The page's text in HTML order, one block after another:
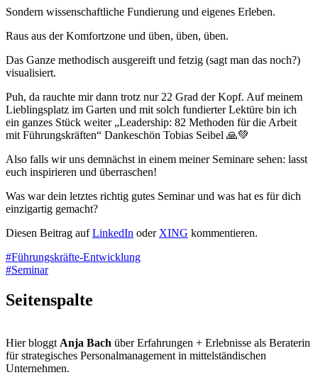
Sondern wissenschaftliche Fundierung und eigenes Erleben.
Raus aus der Komfortzone und üben, üben, üben.
Das Ganze methodisch ausgereift und fetzig (sagt man das noch?)
visualisiert.
Puh, da rauchte mir dann trotz nur 22 Grad der Kopf. Auf meinem
Lieblingsplatz im Garten und mit solch fundierter Lektüre bin ich
ein ganzes Stück weiter „Leadership: 82 Methoden für die Arbeit
mit Führungskräften“ Dankeschön Tobias Seibel 🙏💚
Also falls wir uns demnächst in einem meiner Seminare sehen: lasst
euch inspirieren und überraschen!
Was war dein letztes richtig gutes Seminar und was hat es für dich
einzigartig gemacht?
Diesen Beitrag aufLinkedIn oder XING kommentieren.
#Führungskräfte-Entwicklung
#Seminar
Seitenspalte
Hier bloggt Anja Bach über Erfahrungen + Erlebnisse als Beraterin
für strategisches Personalmanagement in mittelständischen
Unternehmen.